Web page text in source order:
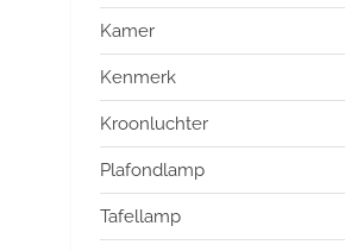
Kamer
Kenmerk
Kroonluchter
Plafondlamp
Tafellamp